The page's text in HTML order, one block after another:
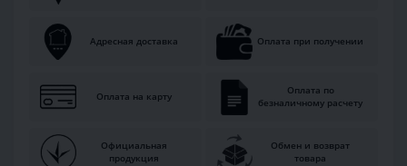
Адресная доставка Оплата при получении
Оплата на карту
Оплата по
безналичному расчету
Официальная
продукция
Обмен и возврат
товара